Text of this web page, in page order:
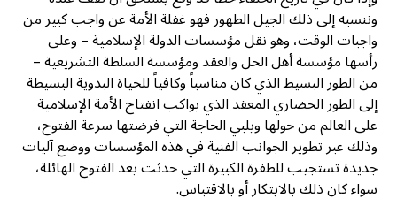
وننسبه إلى ذلك الجيل الطهور فهو غفلة الأمة عن واجب كبير من
واجبات الوقت، وهو نقل مؤسسات الدولة الإسلامية – وعلى
رأسها مؤسسة أهل الحل والعقد ومؤسسة السلطة التشريعية –
من الطور البسيط الذي كان مناسباً وكافياً للحياة البدوية البسيطة
إلى الطور الحضاري المعقد الذي يواكب انفتاح الأمة الإسلامية
على العالم من حولها ويلبي الحاجة التي فرضتها سرعة الفتوح،
وذلك عبر تطوير الجوانب الفنية في هذه المؤسسات ووضع آليات
جديدة تستجيب للطفرة الكبيرة التي حدثت بعد الفتوح الهائلة،
سواء كان ذلك بالابتكار أو بالاقتباس.